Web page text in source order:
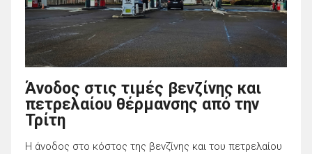
Άνοδος στις τιμές βενζίνης και
πετρελαίου θέρμανσης από την
Τρίτη
Η άνοδος στο κόστος της βενζίνης και του πετρελαίου